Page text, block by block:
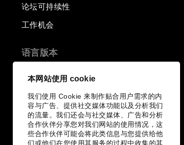
本网站使用 cookie
我们使用 Cookie 来制作贴合用户需求的内
容与广告、提供社交媒体功能以及分析我们
的流量。我们还会与社交媒体、广告和分析
合作伙伴分享您对我们网站的使用情况，这
些合作伙伴可能会将此类信息与您提供给他
们或他们在您使用其服务的过程中收集的其
论坛可持续性
工作机会
语言版本